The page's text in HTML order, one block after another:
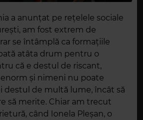
a anunțat pe rețelele sociale
am fost extrem de
se întâmplă ca formațiile
atâta drum pentru o
că e destul de riscant,
și nimeni nu poate
destul de multă lume, încât să
să merite. Chiar am trecut
când Ionela Pleșan, o